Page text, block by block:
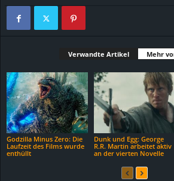
Verwandte Artikel Mehr
Godzilla Minus Zero: Die
Laufzeit des Films wurde
enthüllt
Dunk und Egg: George
R.R. Martin arbeitet aktiv
an der vierten Novelle